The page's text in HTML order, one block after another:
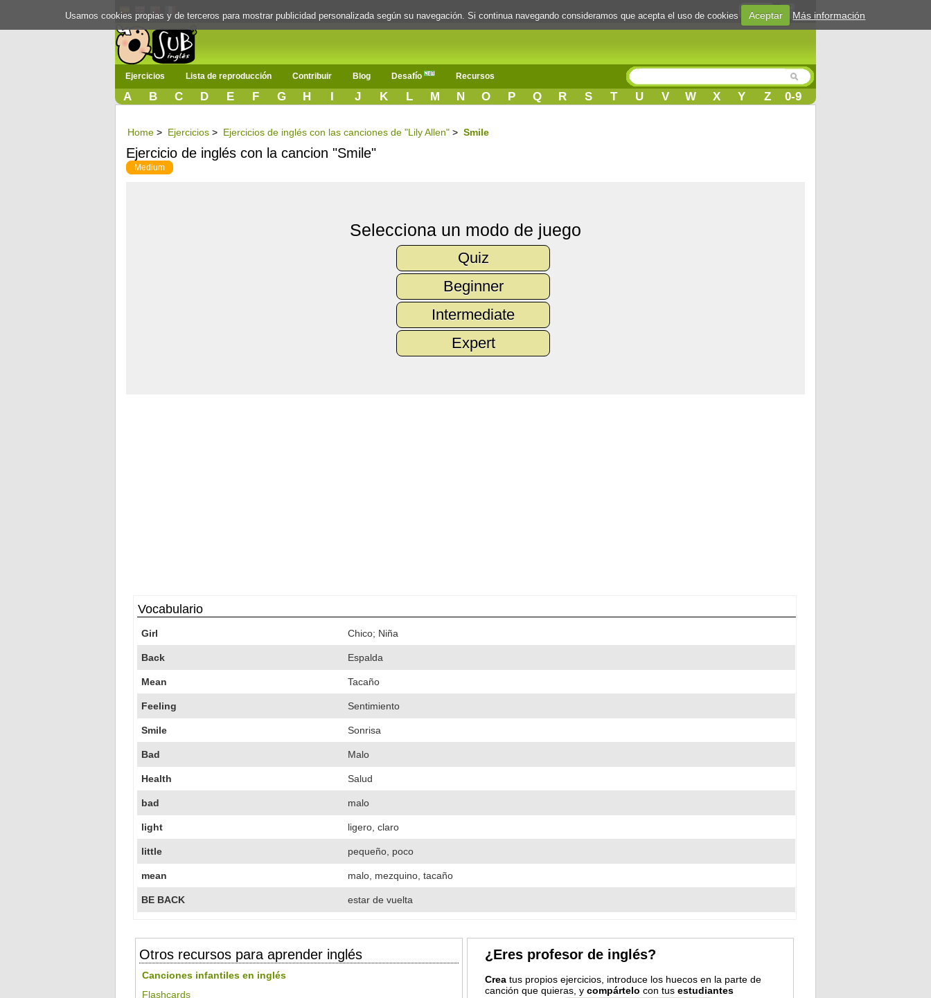
Login
Ejercicios Lista de reproducción Contribuir Blog Desafío Recursos
A B C D E F G H I J K L M N O P Q R S T U V W X Y Z 0-9
Home > Ejercicios > Ejercicios de inglés con las canciones de "Lily Allen" > Smile
Ejercicio de inglés con la cancion "Smile"
Medium
Selecciona un modo de juego
Quiz
Beginner
Intermediate
Expert
Vocabulario
Girl Chico; Niña
Back Espalda
Mean Tacaño
Feeling Sentimiento
Smile Sonrisa
Bad Malo
Health Salud
bad malo
light ligero, claro
little pequeño, poco
mean malo, mezquino, tacaño
BE BACK estar de vuelta
Otros recursos para aprender inglés
Canciones infantiles en inglés
Flashcards
¿Eres profesor de inglés?
Creatus propios ejercicios, introduce los huecos en la parte de
canción que quieras, y compártelo con tus estudiantes
Usamos cookies propias y de terceros para mostrar publicidad personalizada según su navegación. Si continua navegando consideramos que acepta el uso de cookies Aceptar Más información